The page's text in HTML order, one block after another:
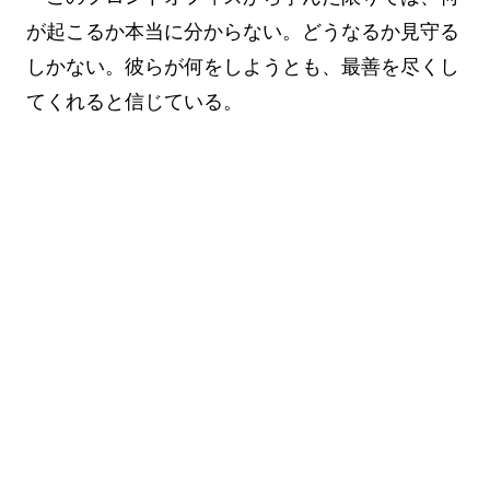
が起こるか本当に分からない。どうなるか見守る
しかない。彼らが何をしようとも、最善を尽くし
てくれると信じている。